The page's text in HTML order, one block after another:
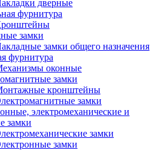
дверные
фурнитура
замки
замки общего назначения
фурнитура
оконные
замки
кронштейны
замки
электромеханические и
замки
замки
замки